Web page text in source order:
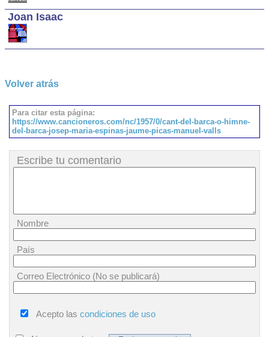
Joan Isaac
Volver atrás
Para citar esta página:
https://www.cancioneros.com/nc/1957/0/cant-del-barca-o-himne-
del-barca-josep-maria-espinas-jaume-picas-manuel-valls
Escribe tu comentario
Nombre
País
Correo Electrónico (No se publicará)
Acepto las condiciones de uso